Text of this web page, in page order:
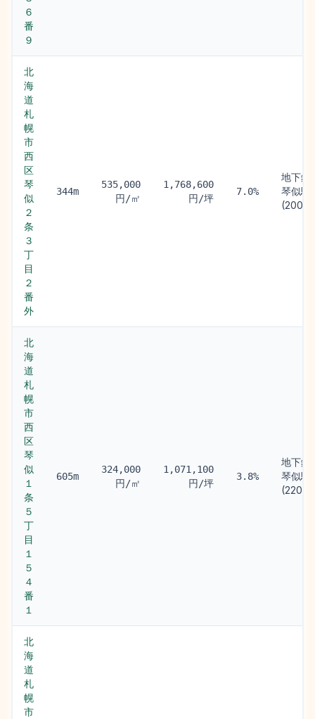
６
番
９
北
海
道
札
幌
市
西
区
琴
似
２
条
３
丁
目
２
番
外
344m
535,000
円/㎡
1,768,600
円/坪
7.0%
地下鉄
琴似駅
(200m)
北
海
道
札
幌
市
西
区
琴
似
１
条
５
丁
目
１
５
４
番
１
605m
324,000
円/㎡
1,071,100
円/坪
3.8%
地下鉄
琴似駅
(220m)
北
海
道
札
幌
市